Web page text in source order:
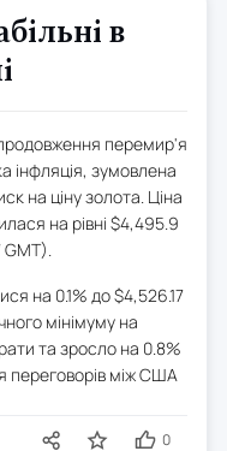
в
перемир'я
інфляція, зумовлена
на ціну золота. Ціна
на рівні $4,495.9
GMT).
на 0.1% до $4,526.17
мінімуму на
та зросло на 0.8%
переговорів між США
0